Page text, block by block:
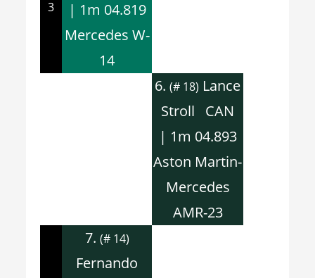
3
| 1m 04.819
Mercedes W-
14
6.(# 18) Lance
Stroll CAN
| 1m 04.893
Aston Martin-
Mercedes
AMR-23
7. (# 14)
Fernando